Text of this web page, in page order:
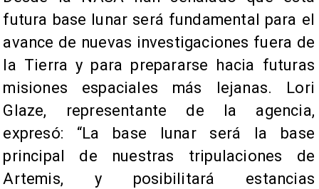
futura base lunar será fundamental para el
avance de nuevas investigaciones fuera de
la Tierra y para prepararse hacia futuras
misiones espaciales más lejanas. Lori
Glaze, representante de la agencia,
expresó: “La base lunar será la base
principal de nuestras tripulaciones de
Artemis, y posibilitará estancias